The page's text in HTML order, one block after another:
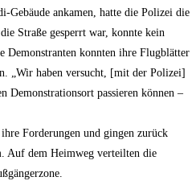
Gebäude ankamen, hatte die Polizei die
Straße gesperrt war, konnte kein
Demonstranten konnten ihre Flugblätter
„Wir haben versucht, [mit der Polizei]
Demonstrationsort passieren können –
Forderungen und gingen zurück
Auf dem Heimweg verteilten die